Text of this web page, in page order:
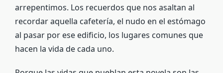
arrepentimos. Los recuerdos que nos asaltan al
recordar aquella cafetería, el nudo en el estómago
al pasar por ese edificio, los lugares comunes que
hacen la vida de cada uno.